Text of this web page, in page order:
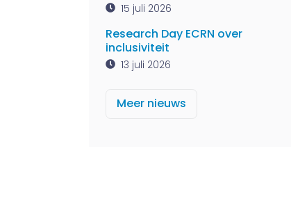
15 juli 2026
Research Day ECRN over
inclusiviteit
13 juli 2026
Meer nieuws